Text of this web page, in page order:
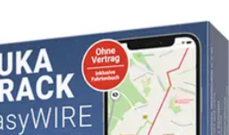
WearableStreaming e